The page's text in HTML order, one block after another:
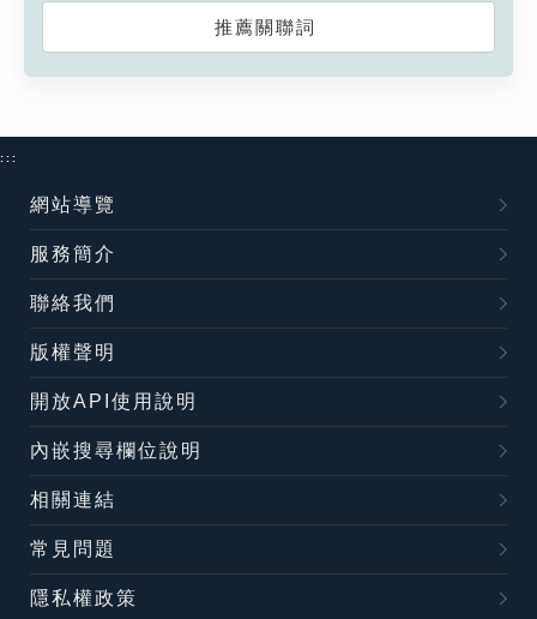
推薦關聯詞
:::
網站導覽
服務簡介
聯絡我們
版權聲明
開放API使用說明
內嵌搜尋欄位說明
相關連結
常見問題
隱私權政策